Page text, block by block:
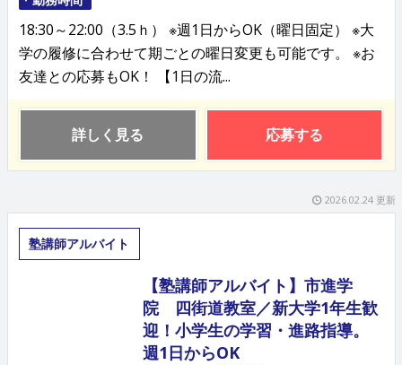
18:30～22:00（3.5ｈ） ※週1日からOK（曜日固定） ※大
学の履修に合わせて期ごとの曜日変更も可能です。 ※お
友達との応募もOK！ 【1日の流...
詳しく見る 応募する
2026.02.24 更新
塾講師アルバイト
【塾講師アルバイト】市進学
院 四街道教室／新大学1年生歓
迎！小学生の学習・進路指導。
週1日からOK